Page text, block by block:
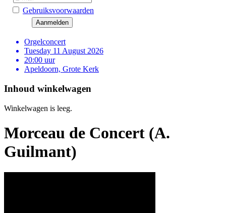
Gebruiksvoorwaarden
Orgelconcert
Tuesday 11 August 2026
20:00 uur
Apeldoorn, Grote Kerk
Inhoud winkelwagen
Winkelwagen is leeg.
Morceau de Concert (A.
Guilmant)